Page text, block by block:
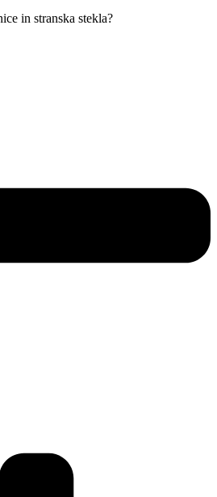
in stranska stekla?